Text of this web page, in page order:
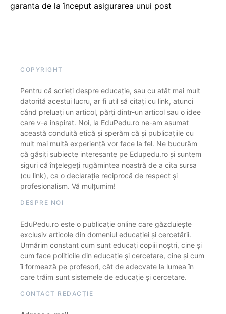
garanta de la început asigurarea unui post
COPYRIGHT
Pentru că scrieți despre educație, sau cu atât mai mult
datorită acestui lucru, ar fi util să citați cu link, atunci
când preluați un articol, părți dintr-un articol sau o idee
care v-a inspirat. Noi, la EduPedu.ro ne-am asumat
această conduită etică și sperăm că și publicațiile cu
mult mai multă experiență vor face la fel. Ne bucurăm
că găsiți subiecte interesante pe Edupedu.ro și suntem
siguri că înțelegeți rugămintea noastră de a cita sursa
(cu link), ca o declarație reciprocă de respect și
profesionalism. Vă mulțumim!
DESPRE NOI
EduPedu.ro este o publicație online care găzduiește
exclusiv articole din domeniul educației și cercetării.
Urmărim constant cum sunt educați copiii noștri, cine și
cum face politicile din educație și cercetare, cine și cum
îi formează pe profesori, cât de adecvate la lumea în
care trăim sunt sistemele de educație și cercetare.
CONTACT REDACȚIE